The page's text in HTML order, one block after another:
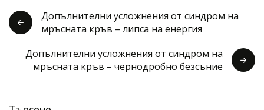
обещание за ползи, претенция за излекуване,
правна гаранция или гаранция за резултатите,
които ще бъдат постигнати. Никога не
пренебрегвайте медицински съвет или не
материали. Природник ЕООД и неговият екип не
Допълнителни усложнения от синдром на
мръсната кръв – липса на енергия
Допълнителни усложнения от синдром на
мръсната кръв – чернодробно безсъние